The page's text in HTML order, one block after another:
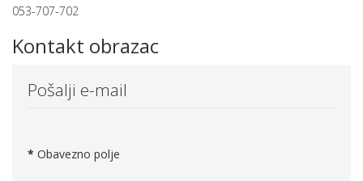
053-707-702
Kontakt obrazac
Pošalji e-mail
* Obavezno polje